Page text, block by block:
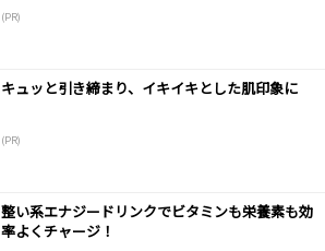
(PR)
キュッと引き締まり、イキイキとした肌印象に
(PR)
整い系エナジードリンクでビタミンも栄養素も効
率よくチャージ！